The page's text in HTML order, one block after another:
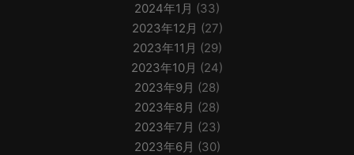
2024年1月 (33)
2023年12月 (27)
2023年11月 (29)
2023年10月 (24)
2023年9月 (28)
2023年8月 (28)
2023年7月 (23)
2023年6月 (30)